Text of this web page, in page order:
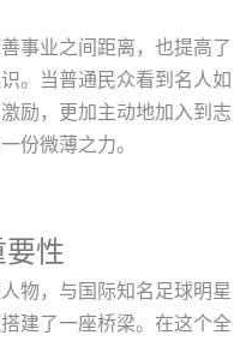
事业之间距离，也提高了
。当普通民众看到名人如
励，更加主动地加入到志
份微薄之力。
性
物，与国际知名足球明星
建了一座桥梁。在这个全